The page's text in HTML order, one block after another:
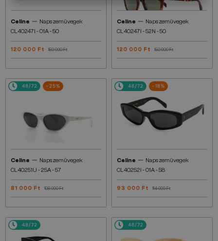
Celine — Napszemüvegek
CL40247I - 01A - 50
120 000 Ft 150 000 Ft
Celine — Napszemüvegek
CL40247I - 52N - 50
120 000 Ft 150 000 Ft
48/72 -25%
Celine — Napszemüvegek
CL40251U - 25A - 57
81 000 Ft 108 000 Ft
48/72 -18%
Celine — Napszemüvegek
CL40252I - 01A - 58
93 000 Ft 114 000 Ft
48/72 48/72